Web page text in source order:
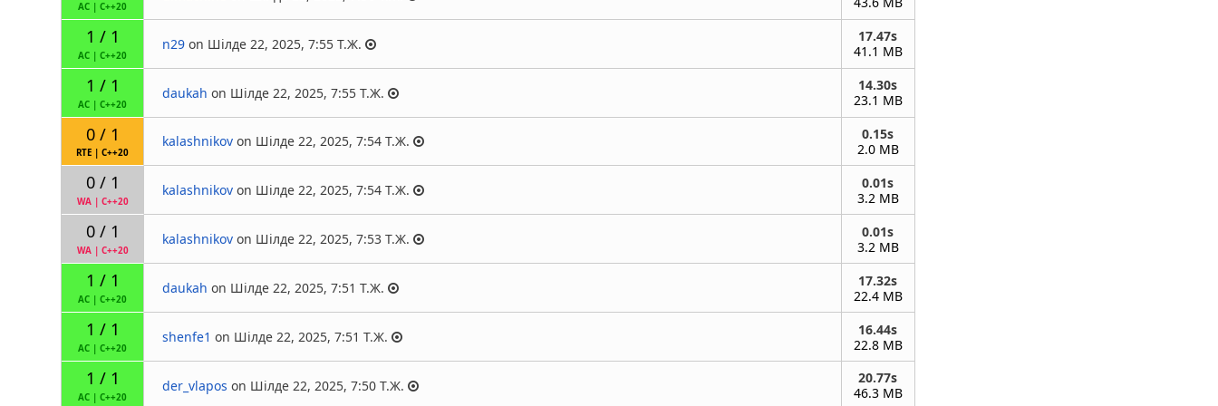
AC |C++20
1 / 1
AC |C++20
n29 on Шілде 22, 2025, 7:55 Т.Ж.
17.47s
41.1 MB
1 / 1
AC |C++20
daukah on Шілде 22, 2025, 7:55 Т.Ж.
14.30s
23.1 MB
0 / 1
RTE |C++20
kalashnikov on Шілде 22, 2025, 7:54 Т.Ж.
0.15s
2.0 MB
0 / 1
WA| C++20
kalashnikov on Шілде 22, 2025, 7:54 Т.Ж.
0.01s
3.2 MB
0 / 1
WA| C++20
kalashnikov on Шілде 22, 2025, 7:53 Т.Ж.
0.01s
3.2 MB
1 / 1
AC |C++20
daukah on Шілде 22, 2025, 7:51 Т.Ж.
17.32s
22.4 MB
1 / 1
AC |C++20
shenfe1 on Шілде 22, 2025, 7:51 Т.Ж.
16.44s
22.8 MB
1 / 1
AC |C++20
der_vlapos on Шілде 22, 2025, 7:50 Т.Ж.
20.77s
46.3 MB